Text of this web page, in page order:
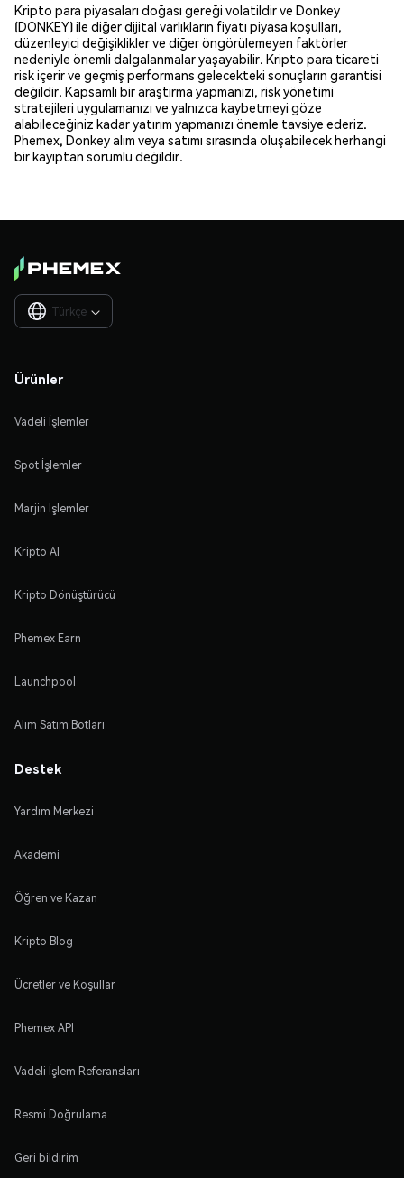
Kripto para piyasaları doğası gereği volatildir ve Donkey
(DONKEY) ile diğer dijital varlıkların fiyatı piyasa koşulları,
düzenleyici değişiklikler ve diğer öngörülemeyen faktörler
nedeniyle önemli dalgalanmalar yaşayabilir. Kripto para ticareti
risk içerir ve geçmiş performans gelecekteki sonuçların garantisi
değildir. Kapsamlı bir araştırma yapmanızı, risk yönetimi
stratejileri uygulamanızı ve yalnızca kaybetmeyi göze
alabileceğiniz kadar yatırım yapmanızı önemle tavsiye ederiz.
Phemex, Donkey alım veya satımı sırasında oluşabilecek herhangi
bir kayıptan sorumlu değildir.
Türkçe 
Ürünler
Vadeli İşlemler
Spot İşlemler
Marjin İşlemler
Kripto Al
Kripto Dönüştürücü
Phemex Earn
Launchpool
Alım Satım Botları
Destek
Yardım Merkezi
Akademi
Öğren ve Kazan
Kripto Blog
Ücretler ve Koşullar
Phemex API
Vadeli İşlem Referansları
Resmi Doğrulama
Geri bildirim